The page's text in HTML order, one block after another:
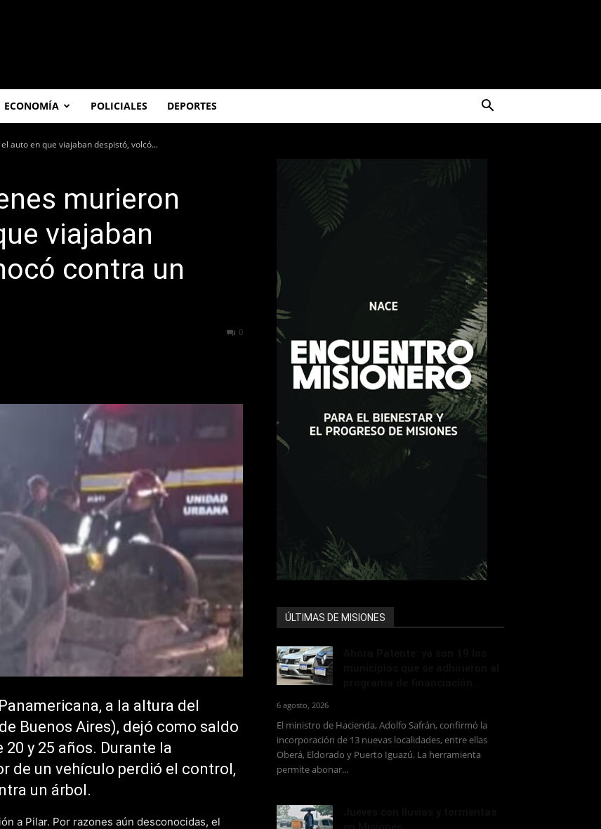
ECONOMÍA POLICIALES DEPORTES
auto en que viajaban despistó, volcó...
murieron
viajaban
contra un
0
a la altura del
Buenos Aires), dejó como saldo
y 25 años. Durante la
de un vehículo perdió el control,
un árbol.
a Pilar. Por razones aún desconocidas, el
ÚLTIMAS DE MISIONES
6 agosto, 2026
El ministro de Hacienda, Adolfo Safrán, confirmó la
incorporación de 13 nuevas localidades, entre ellas
Oberá, Eldorado y Puerto Iguazú. La herramienta
permite abonar...